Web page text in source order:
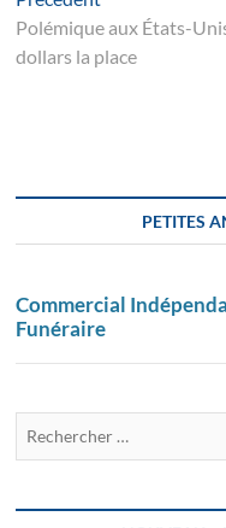
de
l’article
suivant
Polémique aux États-
dollars la place
PETITES
Commercial
Funéraire